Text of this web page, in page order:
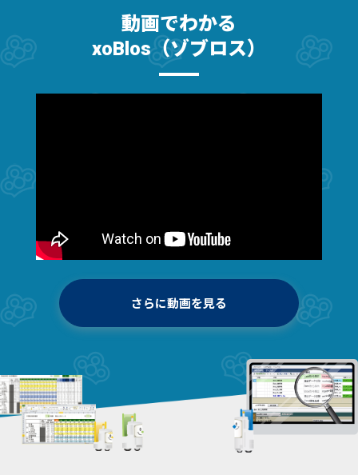
“「大きな企業向けでしょ？」と決めつけず、
私たちのような事業者こそ、
xoBlosのようなツールを活用して
業務を効率化していくべきなのかなと思います。”
“xoBlosは裏方として
“改革が前に進んでいる手ごたえを
具体的に感じることができて、
非常に喜ばしく思っています。”
動画でわかる
xoBlos（ゾブロス）
さらに動画を見る